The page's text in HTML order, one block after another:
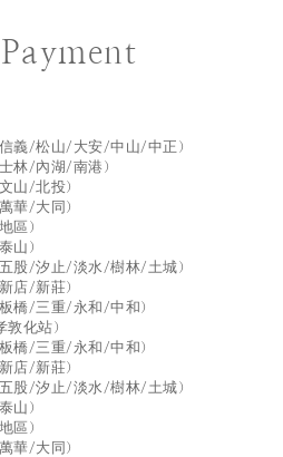
義/松山/大安/中山/中正）
林/內湖/南港）
山/北投）
華/大同）
區）
山）
股/汐止/淡水/樹林/土城）
店/新莊）
橋/三重/永和/中和）
化站）
橋/三重/永和/中和）
店/新莊）
股/汐止/淡水/樹林/土城）
山）
區）
華/大同）